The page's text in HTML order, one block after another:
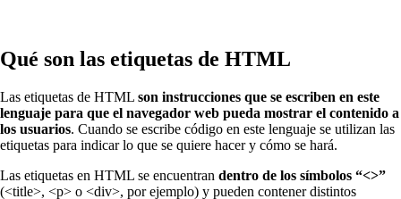
Qué son las etiquetas de HTML
Las etiquetas de HTML son instrucciones que se escriben en este
lenguaje para que el navegador web pueda mostrar el contenido a
los usuarios. Cuando se escribe código en este lenguaje se utilizan las
etiquetas para indicar lo que se quiere hacer y cómo se hará.
Las etiquetas en HTML se encuentran dentro de los símbolos “<>”
(<title>, <p> o <div>, por ejemplo) y pueden contener distintos